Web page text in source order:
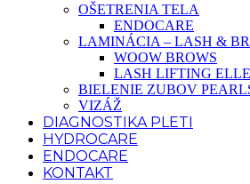
OŠETRENIA TELA
ENDOCARE
LAMINÁCIA – LASH &
WOOW BROWS
LASH LIFTING
BIELENIE ZUBOV
VIZÁŽ
DIAGNOSTIKA PLETI
HYDROCARE
ENDOCARE
KONTAKT